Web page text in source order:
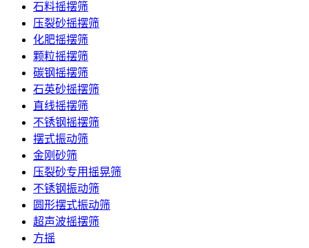
石料摇摆筛
压裂砂摇摆筛
化肥摇摆筛
颗粒摇摆筛
碳钢摇摆筛
石英砂摇摆筛
直线摇摆筛
不锈钢摇摆筛
摆式振动筛
金刚砂筛
压裂砂专用摇晃筛
不锈钢振动筛
圆形摆式振动筛
超声波摇摆筛
方摇